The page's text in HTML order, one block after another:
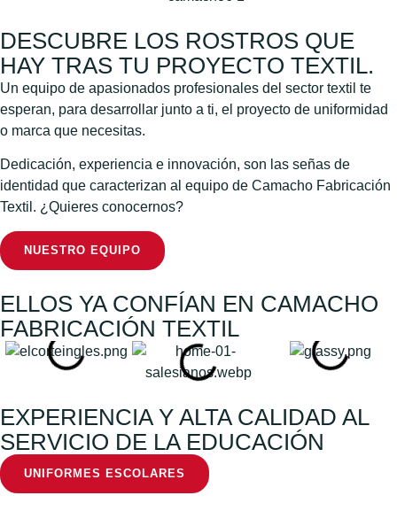
DESCUBRE LOS ROSTROS QUE
HAY TRAS TU PROYECTO TEXTIL.
Un equipo de apasionados profesionales del sector textil te
esperan, para desarrollar junto a ti, el proyecto de uniformidad
o marca que necesitas.
Dedicación, experiencia e innovación, son las señas de
identidad que caracterizan al equipo de Camacho Fabricación
Textil. ¿Quieres conocernos?
NUESTRO EQUIPO
ELLOS YA CONFÍAN EN CAMACHO
FABRICACIÓN TEXTIL
EXPERIENCIA Y ALTA CALIDAD AL
SERVICIO DE LA EDUCACIÓN
UNIFORMES ESCOLARES